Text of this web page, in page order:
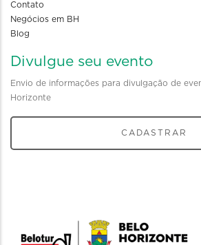
Contato
Negócios em BH
Blog
Divulgue seu evento
Envio de informações para divulgação de
Horizonte
CADASTRAR